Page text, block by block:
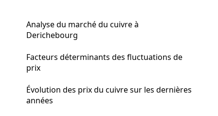
Analyse du marché du cuivre à
Derichebourg
Facteurs déterminants des fluctuations de
prix
Évolution des prix du cuivre sur les dernières
années